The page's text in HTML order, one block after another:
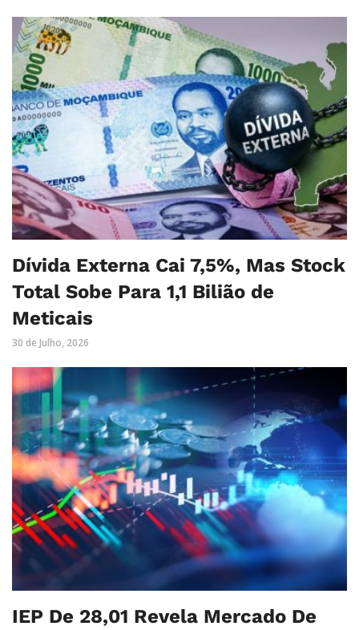
Dívida Externa Cai 7,5%, Mas Stock
Total Sobe Para 1,1 Bilião de
Meticais
30 de Julho, 2026
IEP De 28,01 Revela Mercado De